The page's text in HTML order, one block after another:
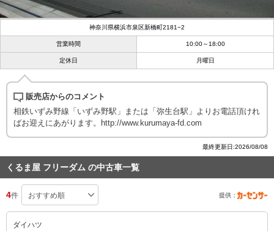
神奈川県横浜市泉区新橋町2181−2
営業時間 10:00～18:00
定休日 月曜日
販売店からのコメント
相鉄いずみ野線「いずみ野駅」または「弥生台駅」よりお電話頂けれ
ばお迎えにあがります。http://www.kurumaya-fd.com
最終更新日:2026/08/08
くるま屋 フリーダム の中古車一覧
4件 提供：
ダイハツ